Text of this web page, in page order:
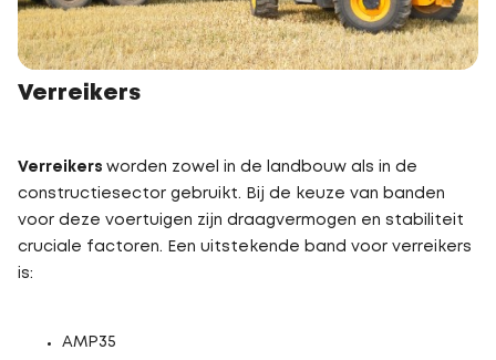
Verreikers
Verreikers worden zowel in de landbouw als in de
constructiesector gebruikt. Bij de keuze van banden
voor deze voertuigen zijn draagvermogen en stabiliteit
cruciale factoren. Een uitstekende band voor verreikers
is:
AMP35